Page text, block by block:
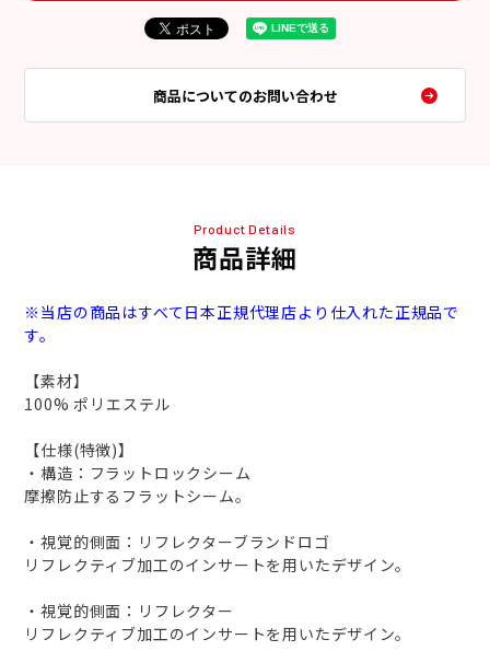
商品についてのお問い合わせ
Product Details
商品詳細
※当店の商品はすべて日本正規代理店より仕入れた正規品で
す。
【素材】
100% ポリエステル
【仕様(特徴)】
・構造：フラットロックシーム
摩擦防止するフラットシーム。
・視覚的側面：リフレクターブランドロゴ
リフレクティブ加工のインサートを用いたデザイン。
・視覚的側面：リフレクター
リフレクティブ加工のインサートを用いたデザイン。